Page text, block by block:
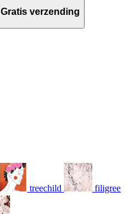
Gratis verzending
treechild filigree